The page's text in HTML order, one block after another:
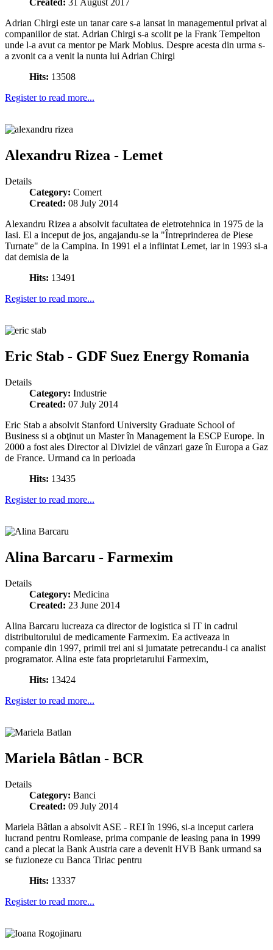
Created: 31 August 2017
Adrian Chirgi este un tanar care s-a lansat in managementul privat al
companiilor de stat. Adrian Chirgi s-a scolit pe la Frank Tempelton
unde l-a avut ca mentor pe Mark Mobius. Despre acesta din urma s-
a zvonit ca a venit la nunta lui Adrian Chirgi
Hits: 13508
Register to read more...
Alexandru Rizea - Lemet
Details
Category: Comert
Created: 08 July 2014
Alexandru Rizea a absolvit facultatea de eletrotehnica in 1975 de la
Iasi. El a inceput de jos, angajandu-se la "Întreprinderea de Piese
Turnate" de la Campina. In 1991 el a infiintat Lemet, iar in 1993 si-a
dat demisia de la
Hits: 13491
Register to read more...
Eric Stab - GDF Suez Energy Romania
Details
Category: Industrie
Created: 07 July 2014
Eric Stab a absolvit Stanford University Graduate School of
Business si a obţinut un Master în Management la ESCP Europe. In
2000 a fost ales Director al Diviziei de vânzari gaze în Europa a Gaz
de France. Urmand ca in perioada
Hits: 13435
Register to read more...
Alina Barcaru - Farmexim
Details
Category: Medicina
Created: 23 June 2014
Alina Barcaru lucreaza ca director de logistica si IT in cadrul
distribuitorului de medicamente Farmexim. Ea activeaza in
companie din 1997, primii trei ani si jumatate petrecandu-i ca analist
programator. Alina este fata proprietarului Farmexim,
Hits: 13424
Register to read more...
Mariela Bâtlan - BCR
Details
Category: Banci
Created: 09 July 2014
Mariela Bâtlan a absolvit ASE - REI în 1996, si-a inceput cariera
lucrand pentru Romlease, prima companie de leasing pana in 1999
cand a plecat la Bank Austria care a devenit HVB Bank urmand sa
se fuzioneze cu Banca Tiriac pentru
Hits: 13337
Register to read more...